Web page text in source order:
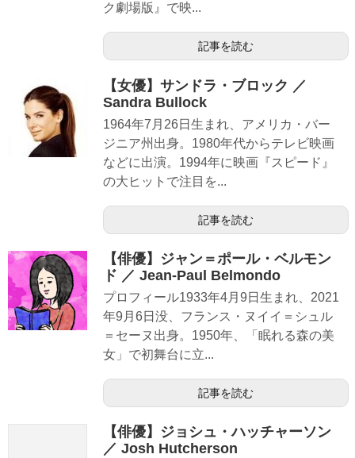
ク劇場版』で映...
記事を読む
【女優】サンドラ・ブロック ／
Sandra Bullock
1964年7月26日生まれ、アメリカ・バー
ジニア州出身。1980年代からテレビ映画
などに出演。1994年に映画『スピード』
の大ヒットで注目を...
記事を読む
【俳優】ジャン＝ポール・ベルモン
ド ／ Jean-Paul Belmondo
プロフィール1933年4月9日生まれ、2021
年9月6日没、フランス・ヌイイ＝シュル
＝セーヌ出身。1950年、「眠れる森の美
女」で初舞台に立...
記事を読む
【俳優】ジョシュ・ハッチャーソン
／ Josh Hutcherson